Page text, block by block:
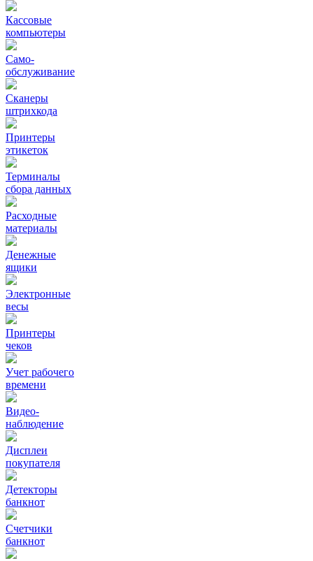
Кассовые
компьютеры
Само-
обслуживание
Сканеры
штрихкода
Принтеры
этикеток
Терминалы
сбора данных
Расходные
материалы
Денежные
ящики
Электронные
весы
Принтеры
чеков
Учет рабочего
времени
Видео‑
наблюдение
Дисплеи
покупателя
Детекторы
банкнот
Счетчики
банкнот